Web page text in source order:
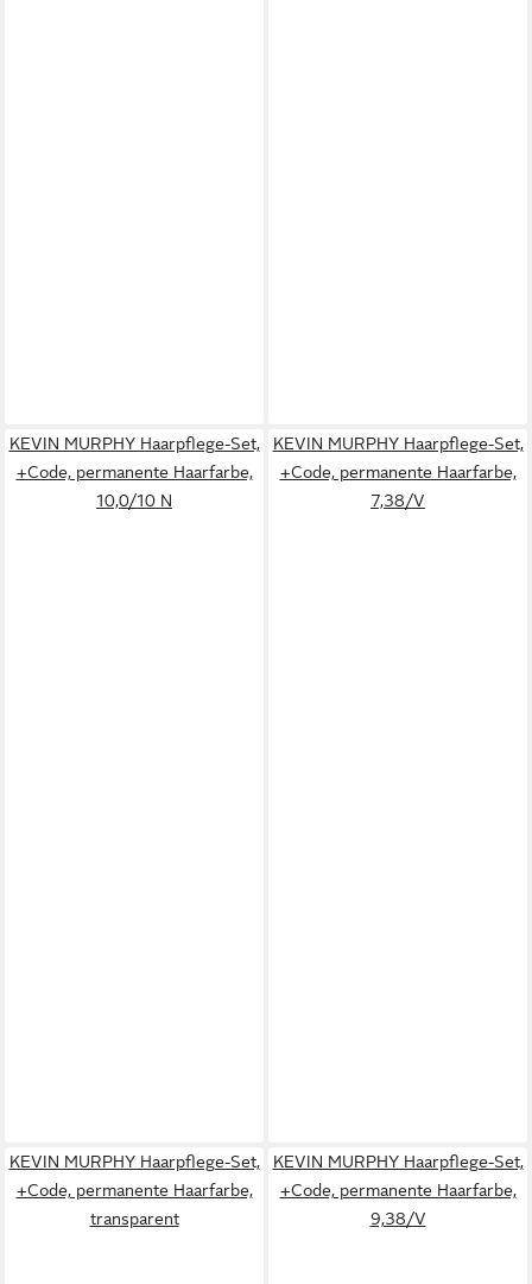
KEVIN MURPHY Haarpflege-Set,
+Code, permanente Haarfarbe,
10,0/10 N
KEVIN MURPHY Haarpflege-Set,
+Code, permanente Haarfarbe,
7,38/V
KEVIN MURPHY Haarpflege-Set,
+Code, permanente Haarfarbe,
transparent
KEVIN MURPHY Haarpflege-Set,
+Code, permanente Haarfarbe,
9,38/V